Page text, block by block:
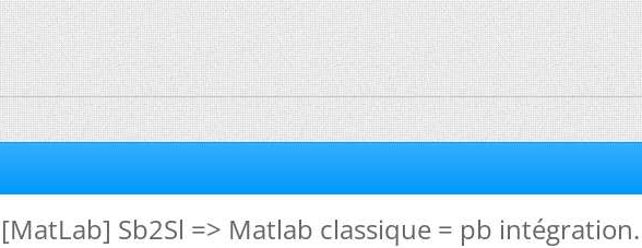
[MatLab] Sb2Sl => Matlab classique = pb intégration.